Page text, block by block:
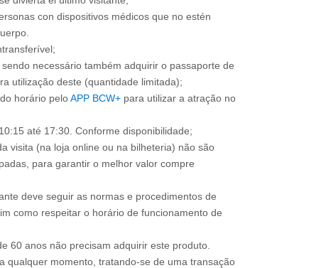
con dispositivos médicos que no estén
necessário também adquirir o passaporte de
utilização deste (quantidade limitada);
horário peloAPP BCW+ para utilizar a atração no
até 17:30. Conforme disponibilidade;
visita (na loja online ou na bilheteria) não são
para garantir o melhor valor compre
deve seguir as normas e procedimentos de
como respeitar o horário de funcionamento de
60 anos não precisam adquirir este produto.
qualquer momento, tratando-se de uma transação